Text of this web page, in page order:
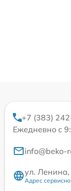
+7 (383)
Ежедневно с
info@beko-
ул. Ленина,
Адрес